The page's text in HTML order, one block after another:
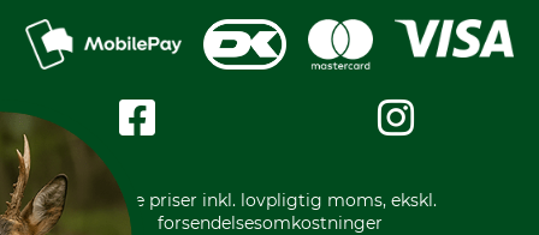
Privatlivspolitik
Handelsbetingelser
Impressum
Gratis returlabel
Mobile Pay
Kreditkort
Karriere
Messe datoer
Om os
International
* Alle priser inkl. lovpligtig moms, ekskl.
forsendelsesomkostninger